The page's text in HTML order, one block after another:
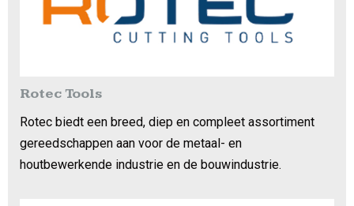
Rotec Tools
Rotec biedt een breed, diep en compleet assortiment
gereedschappen aan voor de metaal- en
houtbewerkende industrie en de bouwindustrie.